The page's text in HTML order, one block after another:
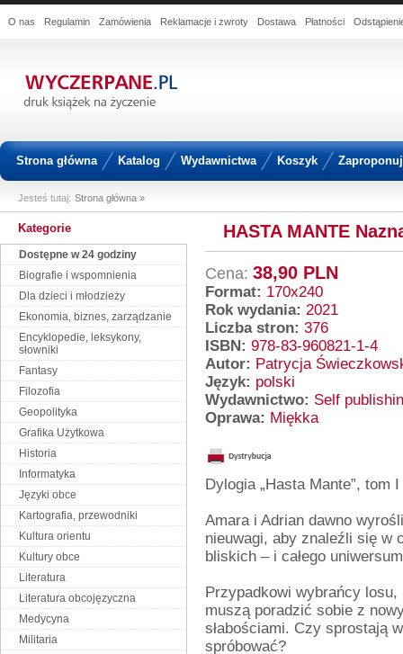
O nas Regulamin Zamówienia Reklamacje i zwroty Dostawa Płatności
Strona główna Katalog Wydawnictwa Koszyk
Jesteś tutaj: Strona główna »
Kategorie
Dostępne w 24 godziny
Biografie i wspomnienia
Dla dzieci i młodzieży
Ekonomia, biznes, zarządzanie
Encyklopedie, leksykony,
słowniki
Fantasy
Filozofia
Geopolityka
Grafika Użytkowa
Historia
Informatyka
Języki obce
Kartografia, przewodniki
Kultura orientu
Kultury obce
Literatura
Literatura obcojęzyczna
Medycyna
Militaria
HASTA MANTE
Cena: 38,90 PLN
Format: 170x240
Rok wydania: 2021
Liczba stron: 376
ISBN: 978-83-960821-1-4
Autor: Patrycja
Język: polski
Wydawnictwo: Self
Oprawa: Miękka
Dylogia „Hasta Mante”, tom I
Amara i Adrian dawno
nieuwagi, aby znaleźli się w
bliskich – i całego
Przypadkowi wybrańcy
muszą poradzić sobie z
słabościami. Czy sprostają
spróbować?